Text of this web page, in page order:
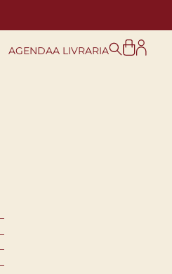
AGENDAA LIVRARIA